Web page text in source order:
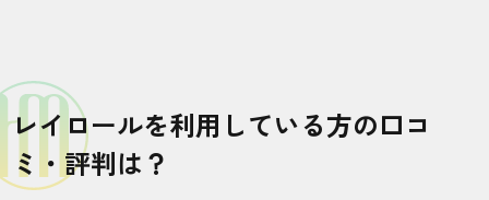
レイロールを利用している方の口コ
ミ・評判は？